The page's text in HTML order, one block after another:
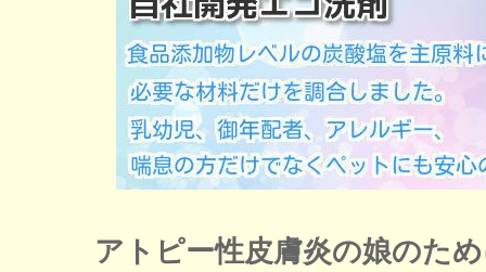
アトピー性皮膚炎の娘のた